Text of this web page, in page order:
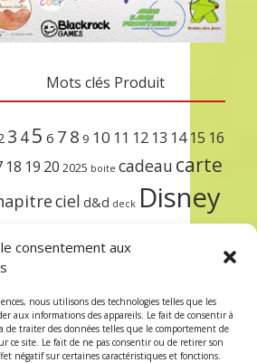
consentement aux
nous utilisons des technologies telles que les
aux informations des appareils. Le fait de consentir à
de traiter des données telles que le comportement de
ce site. Le fait de ne pas consentir ou de retirer son
négatif sur certaines caractéristiques et fonctions.
Mots clés Produit
3 45 6 7 8 9 10 11 12 13 14 15 16
18 19 20 2025 boite cadeau carte
ciel d&d deck Disney
précommandesetsleeve
trois unlockursula étincelant